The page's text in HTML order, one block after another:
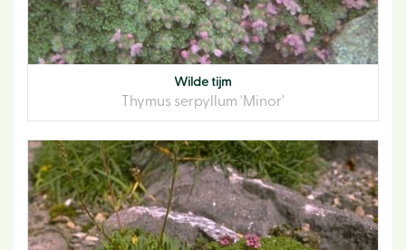
Wilde tijm
Thymus serpyllum 'Minor'